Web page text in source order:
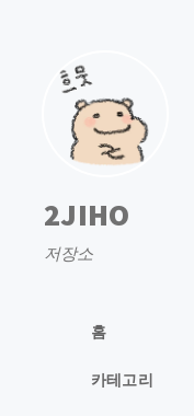
2JIHO
저장소
홈
카테고리